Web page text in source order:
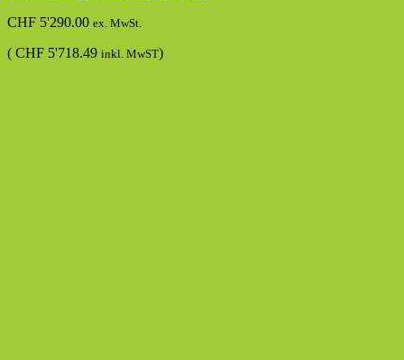
CHF 5'290.00 ex. MwSt.
( CHF 5'718.49 inkl. MwST)